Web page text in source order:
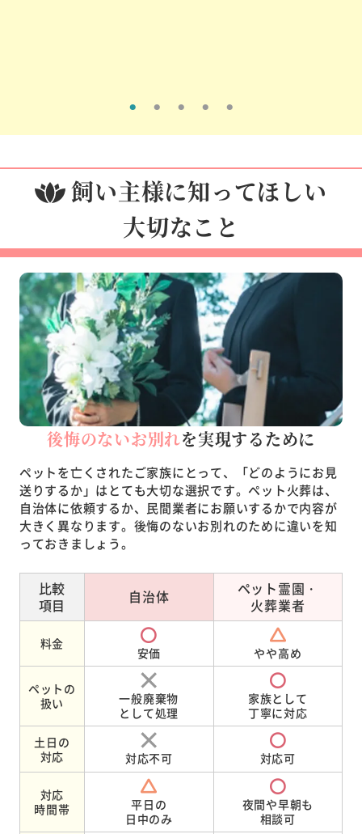
飼い主様に知ってほしい
大切なこと
後悔のないお別れを実現するために
ペットを亡くされたご家族にとって、「どのようにお見
送りするか」はとても大切な選択です。ペット火葬は、
自治体に依頼するか、民間業者にお願いするかで内容が
大きく異なります。後悔のないお別れのために違いを知
っておきましょう。
比較
項目
自治体
ペット霊園・
火葬業者
料金
安価 やや高め
ペットの
扱い
一般廃棄物
として処理
家族として
丁寧に対応
土日の
対応
対応不可 対応可
対応
時間帯
平日の
日中のみ
夜間や早朝も
相談可